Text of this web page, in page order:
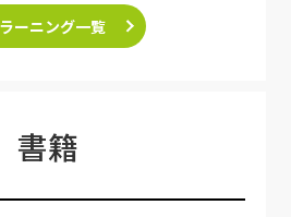
ーニング一覧
書籍